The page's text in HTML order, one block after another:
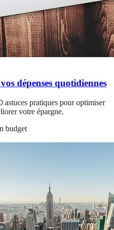
dépenses quotidiennes
astuces pratiques pour optimiser
votre épargne.
budget